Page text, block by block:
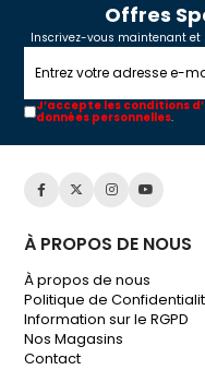
Offres
Inscrivez-vous maintenant et
J’accepte les conditions
données personnelles.
À PROPOS DE NOUS
À propos de nous
Politique de
Information sur le RGPD
Nos Magasins
Contact